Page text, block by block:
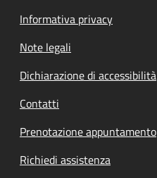
Informativa privacy
Note legali
Dichiarazione di accessibilità
Contatti
Prenotazione appuntamento
Richiedi assistenza